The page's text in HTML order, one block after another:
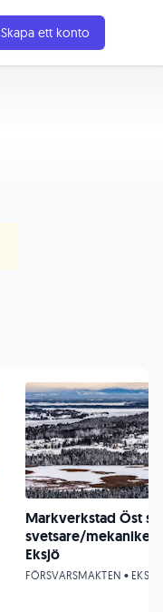
Skapa ett konto
Markverkstad Öst
svetsare/mekaniker
Eksjö
FÖRSVARSMAKTEN • EKSJÖ